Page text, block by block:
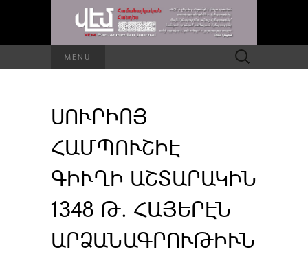
MENU Որոնել՝
ՍՈՒՐԻՈՅ
ՀԱՄՊՈՒՇԻԷ
ԳԻՒՂԻ ԱՇՏԱՐԱԿԻՆ
1348 Թ. ՀԱՅԵՐԷՆ
ԱՐՁԱՆԱԳՐՈՒԹԻՒՆ